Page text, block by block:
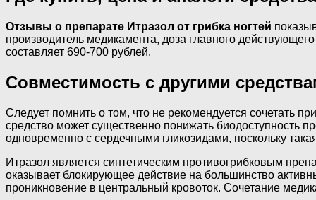
Отзывы о препарате Итразол от грибка ногтей
производитель медикамента, доза главного
составляет 690-700 рублей.
Совместимость с другими
Следует помнить о том, что не рекомендуется сочетать
средство может существенно понижать биодоступность
одновременно с сердечными гликозидами, поскольку
Итразол является синтетическим противогрибковым
оказывает блокирующее действие на большинство
проникновение в центральный кровоток. Сочетание